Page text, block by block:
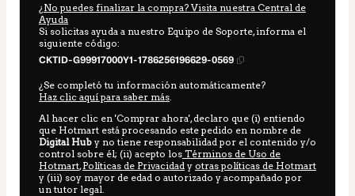
¿No puedes finalizar la compra? Visita nuestra Central de
Ayuda
Si solicitas ayuda a nuestro Equipo de Soporte, informa el
siguiente código:
CKTID-G99917000Y1-1786256196629-0569
¿Se completó tu información automáticamente?
Haz clic aquí para saber más
Al hacer clic en 'Comprar ahora', declaro que (i) entiendo
que Hotmart está procesando este pedido en nombre de
Digital Hub y no tiene responsabilidad por el contenido y/o
control sobre él; (ii) acepto los Términos de Uso de
Hotmart, Políticas de Privacidad y otras políticas de Hotmart
y (iii) soy mayor de edad o autorizado y acompañado por
un tutor legal.